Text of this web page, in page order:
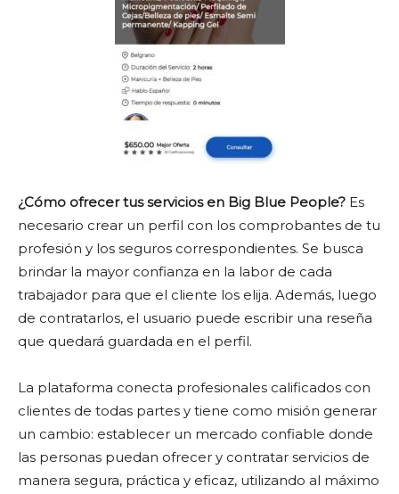
¿Cómo ofrecer tus servicios en Big Blue People? Es
necesario crear un perfil con los comprobantes de tu
profesión y los seguros correspondientes. Se busca
brindar la mayor confianza en la labor de cada
trabajador para que el cliente los elija. Además, luego
de contratarlos, el usuario puede escribir una reseña
que quedará guardada en el perfil.
La plataforma conecta profesionales calificados con
clientes de todas partes y tiene como misión generar
un cambio: establecer un mercado confiable donde
las personas puedan ofrecer y contratar servicios de
manera segura, práctica y eficaz, utilizando al máximo